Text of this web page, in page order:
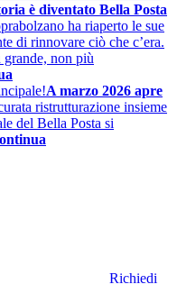
è diventato Bella Posta
ha riaperto le sue
di rinnovare ciò che c’era.
grande, non più
A marzo 2026 apre
ristrutturazione insieme
del Bella Posta si
Richiedi